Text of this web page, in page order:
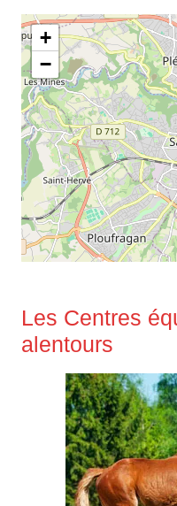
+
−
Les Centres
alentours